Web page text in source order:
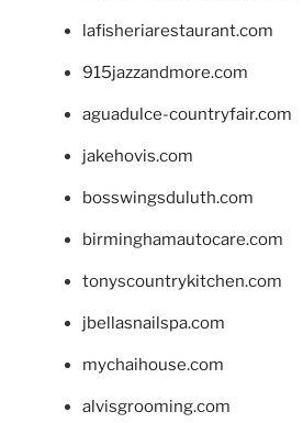
lafisheriarestaurant.com
915jazzandmore.com
aguadulce-countryfair.com
jakehovis.com
bosswingsduluth.com
birminghamautocare.com
tonyscountrykitchen.com
jbellasnailspa.com
mychaihouse.com
alvisgrooming.com